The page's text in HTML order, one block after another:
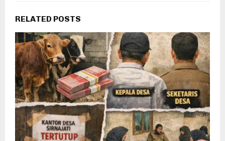
RELATED POSTS